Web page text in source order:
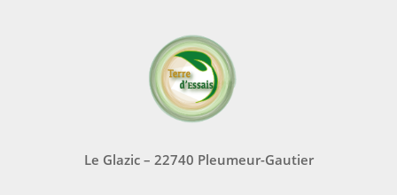
Le Glazic – 22740 Pleumeur-Gautier